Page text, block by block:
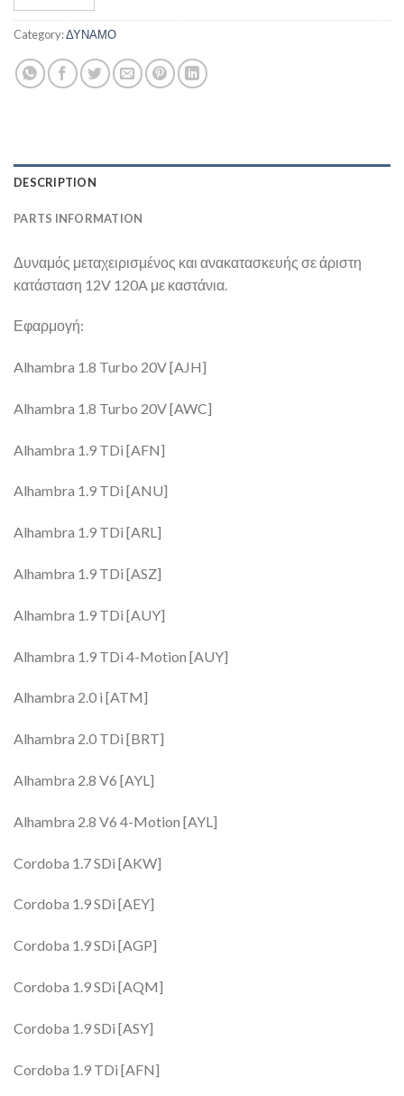
Category:ΔΥΝΑΜΟ
DESCRIPTION
PARTS INFORMATION
Δυναμός μεταχειρισμένος και ανακατασκευής σε άριστη
κατάσταση 12V 120A με καστάνια.
Εφαρμογή:
Alhambra 1.8 Turbo 20V [AJH]
Alhambra 1.8 Turbo 20V [AWC]
Alhambra 1.9 TDi [AFN]
Alhambra 1.9 TDi [ANU]
Alhambra 1.9 TDi [ARL]
Alhambra 1.9 TDi [ASZ]
Alhambra 1.9 TDi [AUY]
Alhambra 1.9 TDi 4-Motion [AUY]
Alhambra 2.0 i [ATM]
Alhambra 2.0 TDi [BRT]
Alhambra 2.8 V6 [AYL]
Alhambra 2.8 V6 4-Motion [AYL]
Cordoba 1.7 SDi [AKW]
Cordoba 1.9 SDi [AEY]
Cordoba 1.9 SDi [AGP]
Cordoba 1.9 SDi [AQM]
Cordoba 1.9 SDi [ASY]
Cordoba 1.9 TDi [AFN]